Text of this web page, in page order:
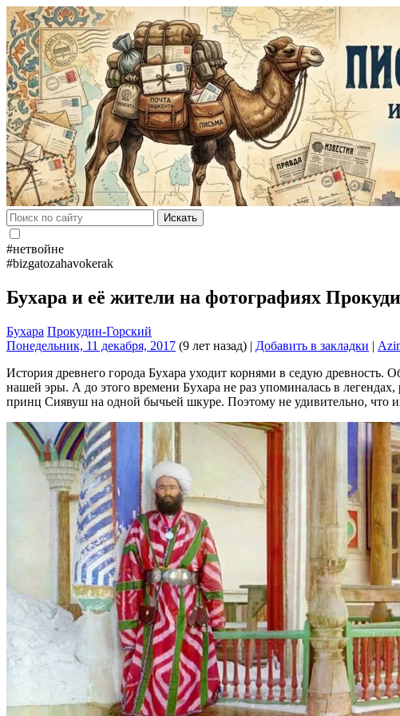
Искать
#нетвойне
#bizgatozahavokerak
Бухара и её жители на фотографиях
Бухара Прокудин-Горский
Понедельник, 11 декабря, 2017 (9 лет назад) | Добавить в закладки |
История древнего города Бухара уходит корнями в седую древность.
нашей эры. А до этого времени Бухара не раз упоминалась в
принц Сиявуш на одной бычьей шкуре. Поэтому не удивительно, что